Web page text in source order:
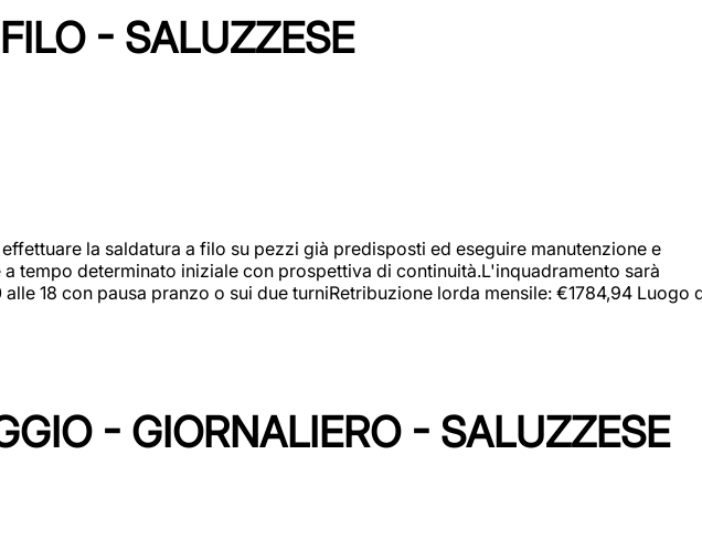
- SALUZZESE
la saldatura a filo su pezzi già predisposti ed eseguire manutenzione e
tempo determinato iniziale con prospettiva di continuità.L'inquadramento sarà
18 con pausa pranzo o sui due turniRetribuzione lorda mensile: €1784,94 Luogo
- GIORNALIERO - SALUZZESE